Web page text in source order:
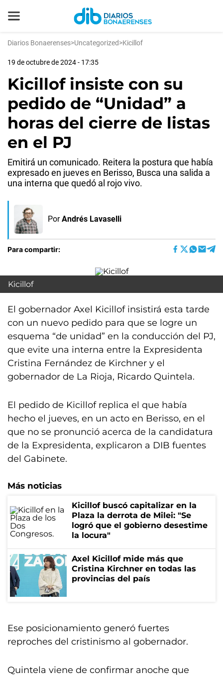
Diarios Bonaerenses>Uncategorized>Kicillof
19 de octubre de 2024 - 17:35
Kicillof insiste con su
pedido de “Unidad” a
horas del cierre de listas
en el PJ
Emitirá un comunicado. Reitera la postura que había
expresado en jueves en Berisso, Busca una salida a
una interna que quedó al rojo vivo.
Por Andrés Lavaselli
Para compartir:
Kicillof
El gobernador Axel Kicillof insistirá esta tarde
con un nuevo pedido para que se logre un
esquema “de unidad” en la conducción del PJ,
que evite una interna entre la Expresidenta
Cristina Fernández de Kirchner y el
gobernador de La Rioja, Ricardo Quintela.
El pedido de Kicillof replica el que había
hecho el jueves, en un acto en Berisso, en el
que no se pronunció acerca de la candidatura
de la Expresidenta, explicaron a DIB fuentes
del Gabinete.
Más noticias
Kicillof buscó capitalizar en la
Plaza la derrota de Milei: "Se
logró que el gobierno desestime
la locura"
Axel Kicillof mide más que
Cristina Kirchner en todas las
provincias del país
Ese posicionamiento generó fuertes
reproches del cristinismo al gobernador.
Quintela viene de confirmar anoche que